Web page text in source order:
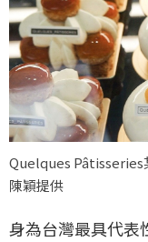
Quelques Pâtisseries
陳穎提供
身為台灣最具代表